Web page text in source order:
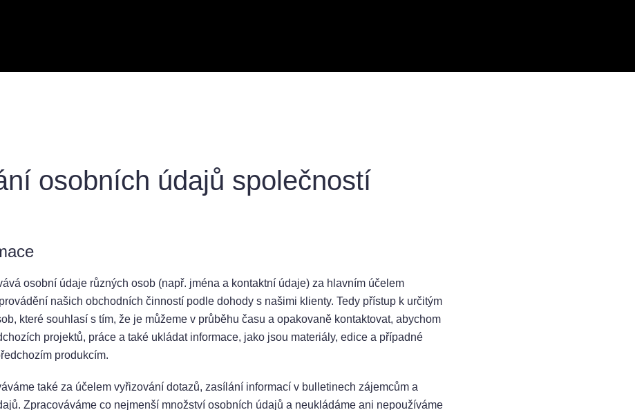
osobních údajů společností
osobní údaje různých osob (např. jména a kontaktní údaje) za hlavním účelem
našich obchodních činností podle dohody s našimi klienty. Tedy přístup k určitým
které souhlasí s tím, že je můžeme v průběhu času a opakovaně kontaktovat, abychom
projektů, práce a také ukládat informace, jako jsou materiály, edice a případné
produkcím.
také za účelem vyřizování dotazů, zasílání informací v bulletinech zájemcům a
Zpracováváme co nejmenší množství osobních údajů a neukládáme ani nepoužíváme